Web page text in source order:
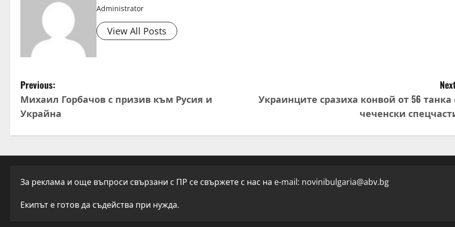
Administrator
View All Posts
P
o
s
t
n
v
Previous:
Михаил Горбачов с призив към Русия и
Украйна
Украинците сразиха конвой от 56 танка
чеченски
За реклама и още въпроси свързани с ПР се свържете с нас на e-mail: novinibulgaria@abv.bg
Екипът е готов да съдейства при нужда.